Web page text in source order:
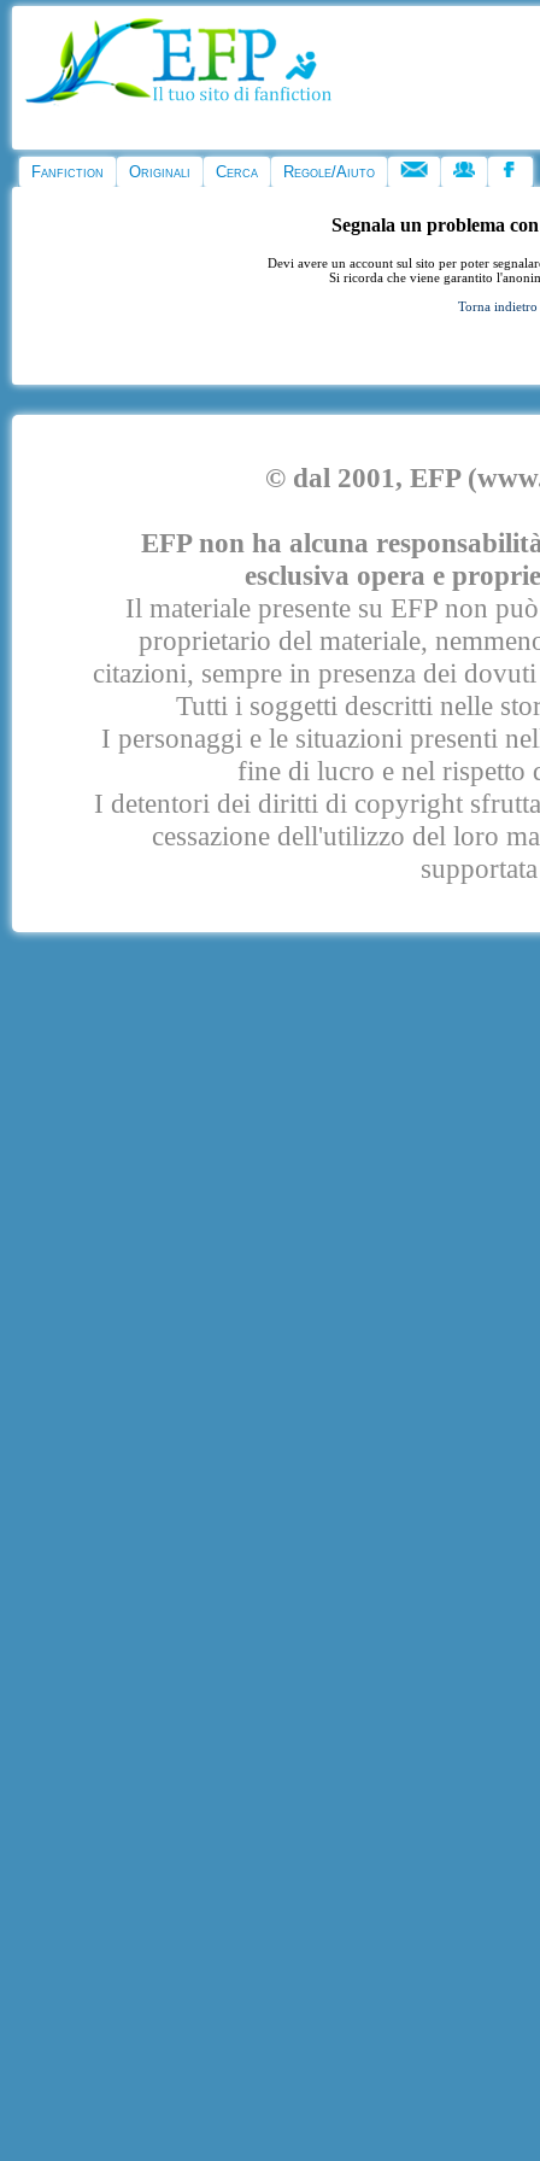
Fanfiction Originali Cerca Regole/Aiuto
Segnala un problema
Devi avere un account sul sito per poter
Si ricorda che viene garantito
Torna indietro
© dal 2001, EFP
EFP non ha alcuna
esclusiva opera e
Il materiale presente su EFP non
proprietario del materiale,
citazioni, sempre in presenza dei
Tutti i soggetti descritti nelle
I personaggi e le situazioni presenti
fine di lucro e nel rispetto
I detentori dei diritti di copyright
cessazione dell'utilizzo del loro